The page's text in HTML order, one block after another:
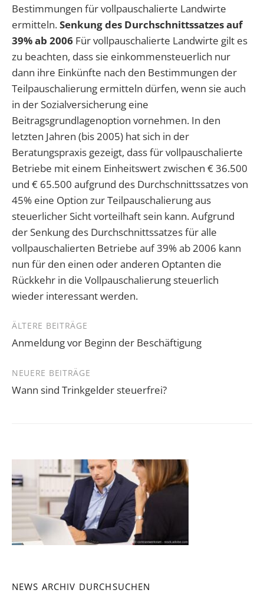
Bestimmungen für vollpauschalierte Landwirte
ermitteln.Senkung des Durchschnittssatzes auf
39% ab 2006 Für vollpauschalierte Landwirte gilt es
zu beachten, dass sie einkommensteuerlich nur
dann ihre Einkünfte nach den Bestimmungen der
Teilpauschalierung ermitteln dürfen, wenn sie auch
in der Sozialversicherung eine
Beitragsgrundlagenoption vornehmen. In den
letzten Jahren (bis 2005) hat sich in der
Beratungspraxis gezeigt, dass für vollpauschalierte
Betriebe mit einem Einheitswert zwischen € 36.500
und € 65.500 aufgrund des Durchschnittssatzes von
45% eine Option zur Teilpauschalierung aus
steuerlicher Sicht vorteilhaft sein kann. Aufgrund
der Senkung des Durchschnittssatzes für alle
vollpauschalierten Betriebe auf 39% ab 2006 kann
nun für den einen oder anderen Optanten die
Rückkehr in die Vollpauschalierung steuerlich
wieder interessant werden.
Beitragsnavigation
ÄLTERE BEITRÄGE
Anmeldung vor Beginn der Beschäftigung
NEUERE BEITRÄGE
Wann sind Trinkgelder steuerfrei?
NEWS ARCHIV DURCHSUCHEN